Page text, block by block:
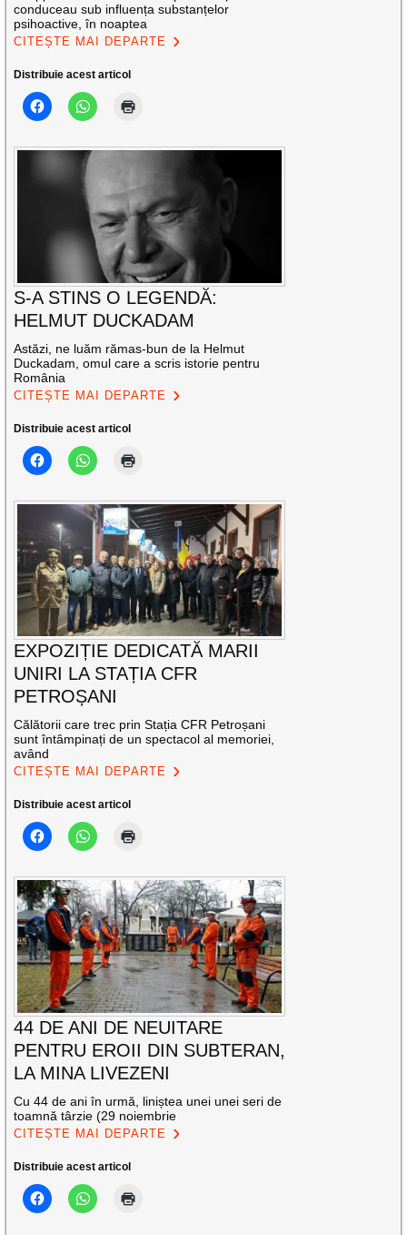
conduceau sub influența substanțelor
psihoactive, în noaptea
CITEȘTE MAI DEPARTE
Distribuie acest articol
S-A STINS O LEGENDĂ:
HELMUT DUCKADAM
Astăzi, ne luăm rămas-bun de la Helmut
Duckadam, omul care a scris istorie pentru
România
CITEȘTE MAI DEPARTE
Distribuie acest articol
EXPOZIȚIE DEDICATĂ MARII
UNIRI LA STAȚIA CFR
PETROȘANI
Călătorii care trec prin Stația CFR Petroșani
sunt întâmpinați de un spectacol al memoriei,
având
CITEȘTE MAI DEPARTE
Distribuie acest articol
44 DE ANI DE NEUITARE
PENTRU EROII DIN SUBTERAN,
LA MINA LIVEZENI
Cu 44 de ani în urmă, liniștea unei unei seri de
toamnă târzie (29 noiembrie
CITEȘTE MAI DEPARTE
Distribuie acest articol